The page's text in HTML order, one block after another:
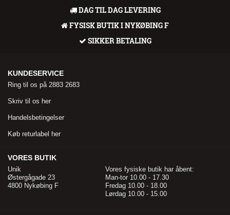
DAG TIL DAG LEVERING
FYSISK BUTIK I NYKØBING F
SIKKER BETALING
KUNDESERVICE
Ring til os på 2883 2683
Skriv til os her
Handelsbetingelser
Køb returlabel her
VORES BUTIK
Unik
Østergågade 23
4800 Nykøbing F
Vores fysiske butik har åbent:
Man-tor 10.00 - 17.30
Fredag 10.00 - 18.00
Lørdag 10.00 - 15.00